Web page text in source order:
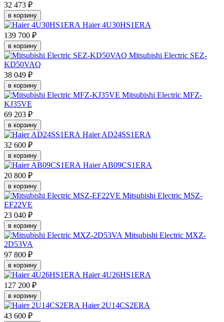
32 473 ₽
в корзину
Haier 4U30HS1ERA
139 700 ₽
в корзину
Mitsubishi Electric SEZ-
KD50VAQ
38 049 ₽
в корзину
Mitsubishi Electric MFZ-
KJ35VE
69 203 ₽
в корзину
Haier AD24SS1ERA
32 600 ₽
в корзину
Haier AB09CS1ERA
20 800 ₽
в корзину
Mitsubishi Electric MSZ-
EF22VE
23 040 ₽
в корзину
Mitsubishi Electric MXZ-
2D53VA
97 800 ₽
в корзину
Haier 4U26HS1ERA
127 200 ₽
в корзину
Haier 2U14CS2ERA
43 600 ₽